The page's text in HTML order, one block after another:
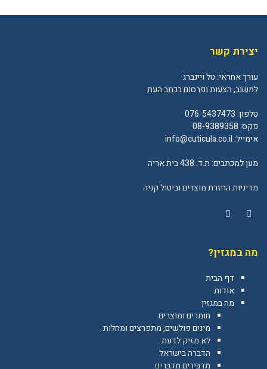
יצירת קשר
עורך אחראי: טל ויינברג
למשוב, הצעות ופרסום בכתב העת
טלפון:076-5437473
פקס: 08-9389358
אימייל:info@cuticula.co.il
מען למכתבים: ת.ד. 438 בית אריה
מדיניות החזרת מוצרים וביטול קניה
מה במגזין?
דף הבית
אודות
מה במגזין
חומרים ומוצרים
מינים פולשים, מתפרצים ומחלות
לא מזיק לדעת
הדברה בישראל
מַדְבִּירִים מְדַבְּרִים